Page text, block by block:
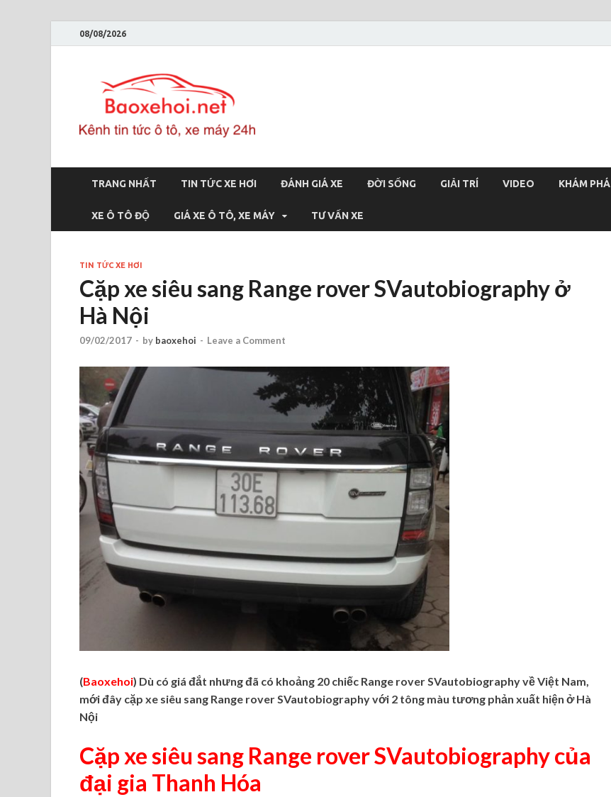
08/08/2026
TRANG NHẤT TIN TỨC XE HƠI ĐÁNH GIÁ XE ĐỜI SỐNG GIẢI TRÍ VIDEO KHÁM PHÁ
XE Ô TÔ ĐỘ GIÁ XE Ô TÔ, XE MÁY TƯ VẤN XE
TIN TỨC XE HƠI
Cặp xe siêu sang Range rover SVautobiography ở
Hà Nội
09/02/2017 - by baoxehoi - Leave a Comment
(Baoxehoi) Dù có giá đắt nhưng đã có khoảng 20 chiếc Range rover SVautobiography về Việt Nam,
mới đây cặp xe siêu sang Range rover SVautobiography với 2 tông màu tương phản xuất hiện ở Hà
Nội
Cặp xe siêu sang Range rover SVautobiography của
đại gia Thanh Hóa